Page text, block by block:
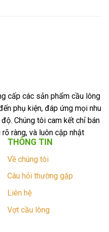
cấp các sản phẩm cầu lông
phụ kiện, đáp ứng mọi nhu
Chúng tôi cam kết chỉ bán
ràng, và luôn cập nhật
THÔNG TIN
Về chúng tôi
Câu hỏi thường gặp
Liên hệ
Vợt cầu lông